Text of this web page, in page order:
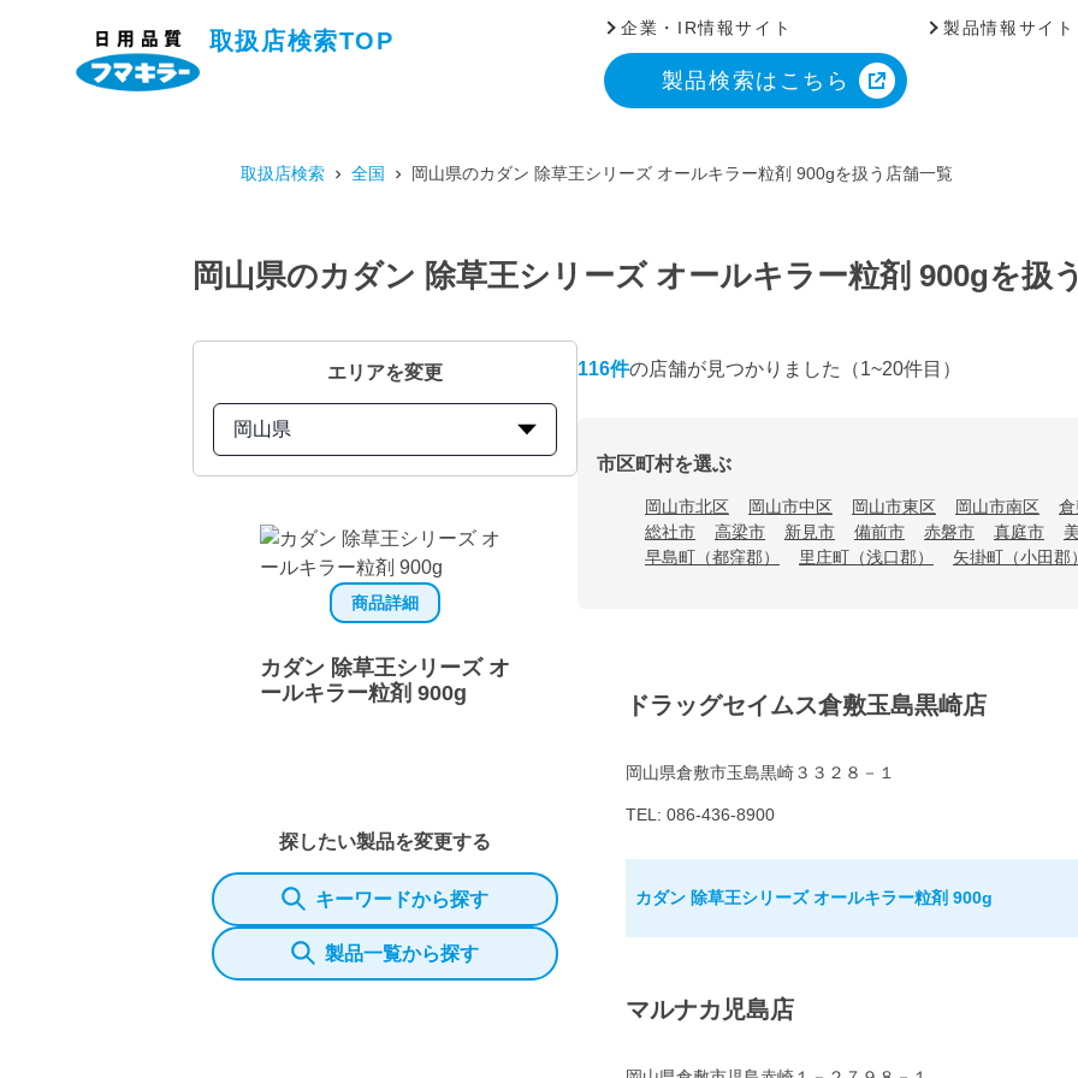
取扱店検索TOP
企業・IR情報サイト 製品情報サイト
製品検索はこちら
取扱店検索 全国 岡山県のカダン 除草王シリーズ オールキラー粒剤 900gを扱う店舗一覧
岡山県のカダン 除草王シリーズ オールキラー粒剤 900gを扱
エリアを変更
岡山県
商品詳細
カダン 除草王シリーズ オ
ールキラー粒剤 900g
探したい製品を変更する
キーワードから探す
製品一覧から探す
116件の店舗が見つかりました （1~20件目）
市区町村を選ぶ
岡山市北区 岡山市中区 岡山市東区 岡山市南区
総社市
高梁市 新見市 備前市 赤磐市 真庭市
早島町（都窪郡）
里庄町（浅口郡） 矢掛町（小田郡）
ドラッグセイムス倉敷玉島黒崎店
岡山県倉敷市玉島黒崎３３２８－１
TEL: 086-436-8900
カダン 除草王シリーズ オールキラー粒剤 900g
マルナカ児島店